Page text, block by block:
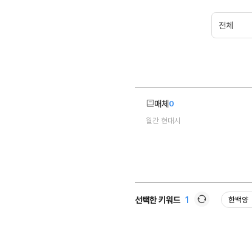
매체0
월간 현대시
선택한 키워드 1
한백양